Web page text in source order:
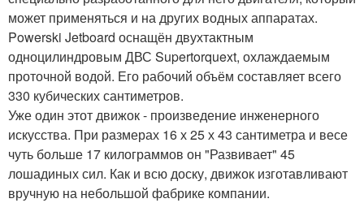
может применяться и на других водных аппаратах.
Powerski Jetboard оснащён двухтактным
одноцилиндровым ДВС Supertorquext, охлаждаемым
проточной водой. Его рабочий объём составляет всего
330 кубических сантиметров.
Уже один этот движок - произведение инженерного
искусства. При размерах 16 х 25 х 43 сантиметра и весе
чуть больше 17 килограммов он "Развивает" 45
лошадиных сил. Как и всю доску, движок изготавливают
вручную на небольшой фабрике компании.